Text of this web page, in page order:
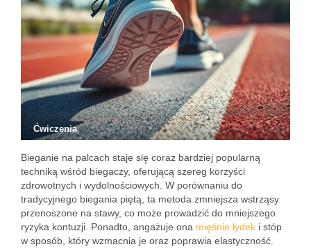
Ćwiczenia
Bieganie na palcach staje się coraz bardziej popularną
techniką wśród biegaczy, oferującą szereg korzyści
zdrowotnych i wydolnościowych. W porównaniu do
tradycyjnego biegania piętą, ta metoda zmniejsza wstrząsy
przenoszone na stawy, co może prowadzić do mniejszego
ryzyka kontuzji. Ponadto, angażuje ona mięśnie łydek i stóp
w sposób, który wzmacnia je oraz poprawia elastyczność.